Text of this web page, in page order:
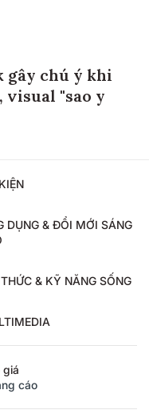
gây chú ý khi
visual "sao y
DỤNG & ĐỔI MỚI SÁNG
& KỸ NĂNG SỐNG
giá
cáo